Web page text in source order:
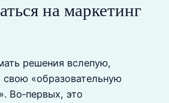
на маркетинг
решения вслепую,
свою «образовательную
Во‑первых, это